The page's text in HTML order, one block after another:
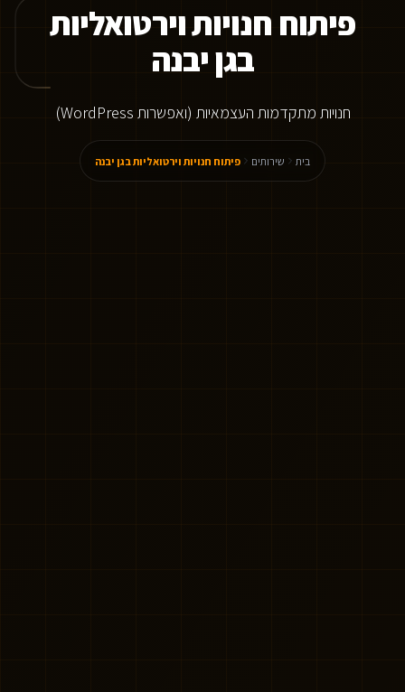
פיתוח חנויות וירטואליות
בגן יבנה
חנויות מתקדמות העצמאיות (ואפשרות WordPress)
בית שירותים פיתוח חנויות וירטואליות בגן יבנה